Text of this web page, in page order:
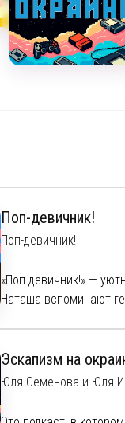
Поп-девичник!
Поп-девичник!
«Поп-девичник!» —
Наташа вспоминают
Мы в социальных
Telegram:https://t.me/
Instagram:
https://
Эскапизм на
Юля Семенова и Юля